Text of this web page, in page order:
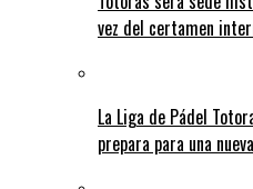
vez del certamen
La Liga de Pádel
prepara para una